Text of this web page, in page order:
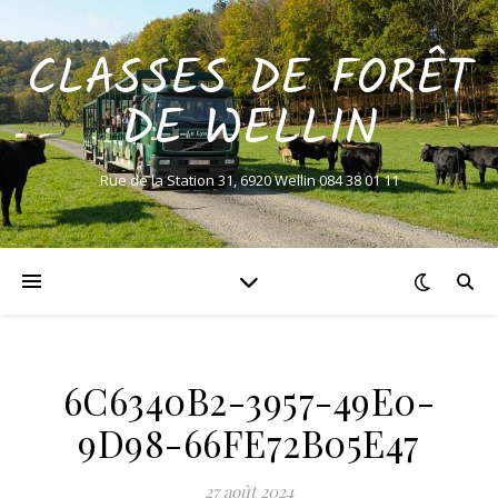
CLASSES DE FORÊT
DE WELLIN
Rue de la Station 31, 6920 Wellin 084 38 01 11
6C6340B2-3957-49E0-
9D98-66FE72B05E47
27 août 2024